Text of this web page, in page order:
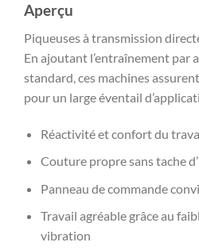
Aperçu
Piqueuses à transmission
En ajoutant l’entraînement par
standard, ces machines
pour un large éventail
Réactivité et confort du
Couture propre sans tache
Panneau de commande
Travail agréable grâce au
vibration